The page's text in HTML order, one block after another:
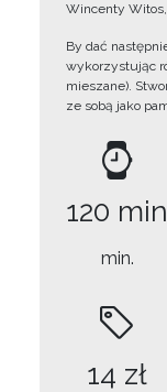
Wincenty
By dać
wykorzystując
mieszane).
ze sobą jako
120 min
min.
14 zł